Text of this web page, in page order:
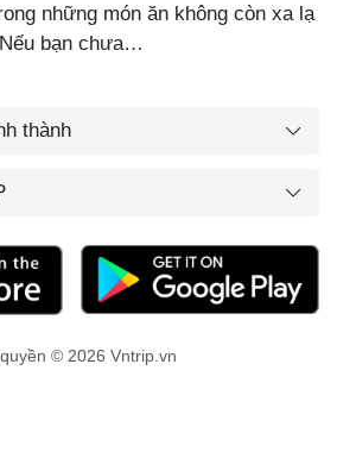
những món ăn không còn xa lạ
bạn chưa…
thành
© 2026 Vntrip.vn